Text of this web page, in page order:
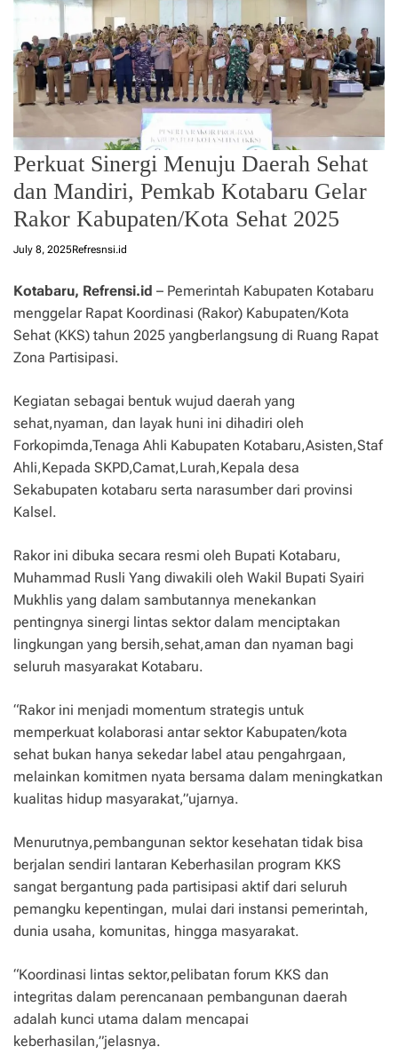
Perkuat Sinergi Menuju Daerah Sehat
dan Mandiri, Pemkab Kotabaru Gelar
Rakor Kabupaten/Kota Sehat 2025
July 8, 2025Refresnsi.id
Kotabaru, Refrensi.id – Pemerintah Kabupaten Kotabaru
menggelar Rapat Koordinasi (Rakor) Kabupaten/Kota
Sehat (KKS) tahun 2025 yangberlangsung di Ruang Rapat
Zona Partisipasi.
Kegiatan sebagai bentuk wujud daerah yang
sehat,nyaman, dan layak huni ini dihadiri oleh
Forkopimda,Tenaga Ahli Kabupaten Kotabaru,Asisten,Staf
Ahli,Kepada SKPD,Camat,Lurah,Kepala desa
Sekabupaten kotabaru serta narasumber dari provinsi
Kalsel.
Rakor ini dibuka secara resmi oleh Bupati Kotabaru,
Muhammad Rusli Yang diwakili oleh Wakil Bupati Syairi
Mukhlis yang dalam sambutannya menekankan
pentingnya sinergi lintas sektor dalam menciptakan
lingkungan yang bersih,sehat,aman dan nyaman bagi
seluruh masyarakat Kotabaru.
“Rakor ini menjadi momentum strategis untuk
memperkuat kolaborasi antar sektor Kabupaten/kota
sehat bukan hanya sekedar label atau pengahrgaan,
melainkan komitmen nyata bersama dalam meningkatkan
kualitas hidup masyarakat,”ujarnya.
Menurutnya,pembangunan sektor kesehatan tidak bisa
berjalan sendiri lantaran Keberhasilan program KKS
sangat bergantung pada partisipasi aktif dari seluruh
pemangku kepentingan, mulai dari instansi pemerintah,
dunia usaha, komunitas, hingga masyarakat.
“Koordinasi lintas sektor,pelibatan forum KKS dan
integritas dalam perencanaan pembangunan daerah
adalah kunci utama dalam mencapai
keberhasilan,”jelasnya.